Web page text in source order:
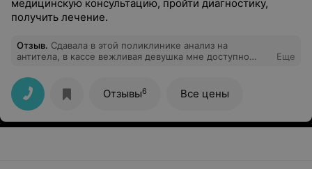
медицинскую консультацию, пройти диагностику,
получить лечение.
Отзыв. Сдавала в этой поликлинике анализ на
антитела, в кассе вежливая девушка мне доступно
услуги, а также объяснила где брать направление.
Большое спасибо за консультацию и быстрый ответ
Еще
Отзывы6 Все цены